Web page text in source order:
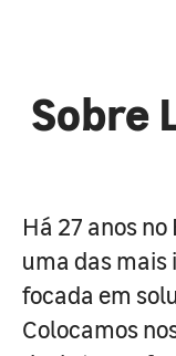
Sobre
Há 27 anos no
uma das
focada em
Colocamos